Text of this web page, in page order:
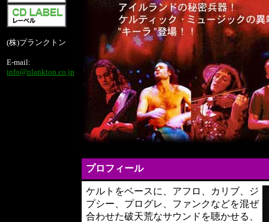
(株)プランクトン
E-mail:
info@plankton.co.jp
プロフィール
ケルトをベースに、アフロ、カリブ、ジ
プシー、プログレ、ファンクなどを混ぜ
合わせた破天荒なサウンドを聴かせる、